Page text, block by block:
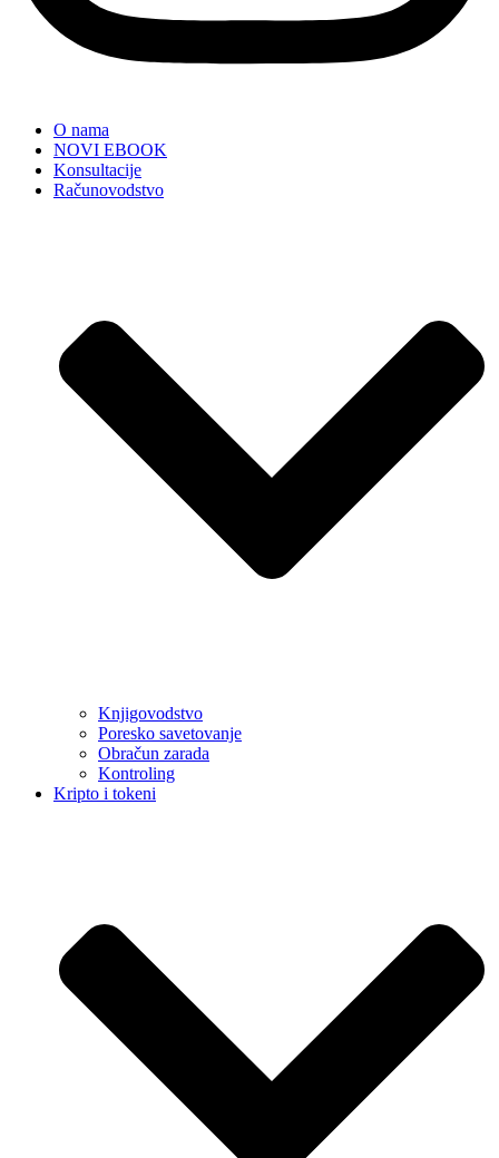
O nama
NOVI EBOOK
Konsultacije
Računovodstvo
Knjigovodstvo
Poresko savetovanje
Obračun zarada
Kontroling
Kripto i tokeni